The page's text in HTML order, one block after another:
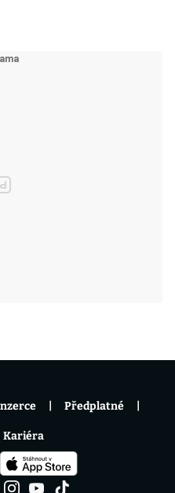
Předplatné
Kariéra